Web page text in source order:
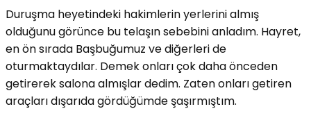
Duruşma heyetindeki hakimlerin yerlerini almış
olduğunu görünce bu telaşın sebebini anladım. Hayret,
en ön sırada Başbuğumuz ve diğerleri de
oturmaktaydılar. Demek onları çok daha önceden
getirerek salona almışlar dedim. Zaten onları getiren
araçları dışarıda gördüğümde şaşırmıştım.